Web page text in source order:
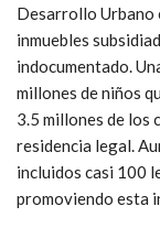
Desarrollo Urbano
inmuebles
indocumentado.
millones de niños
3.5 millones de los
residencia legal.
incluidos casi 100
promoviendo esta